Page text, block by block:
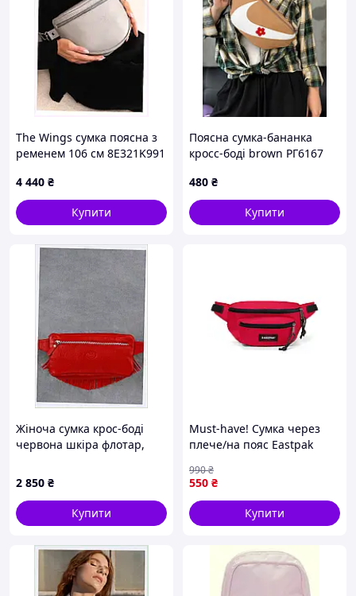
The Wings сумка поясна з
ременем 106 см 8E321K991
4 440 ₴
Купити
Поясна сумка-бананка
кросс-боді brown РГ6167
480 ₴
Купити
Жіноча сумка крос-боді
червона шкіра флотар,
2 850 ₴
Купити
Must-have! Сумка через
плече/на пояс Eastpak
червоному кольорі.
550 ₴
990₴
Купити